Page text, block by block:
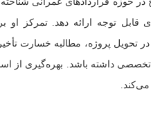
قابل توجه ارائه دهد. تمرکز او
در تحویل پروژه، مطالبه خسارت
داشته باشد. بهره‌گیری از